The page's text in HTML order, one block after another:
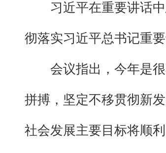
习近平在重要讲话
彻落实习近平总书记重
会议指出，今年是
拼搏，坚定不移贯彻新
社会发展主要目标将顺